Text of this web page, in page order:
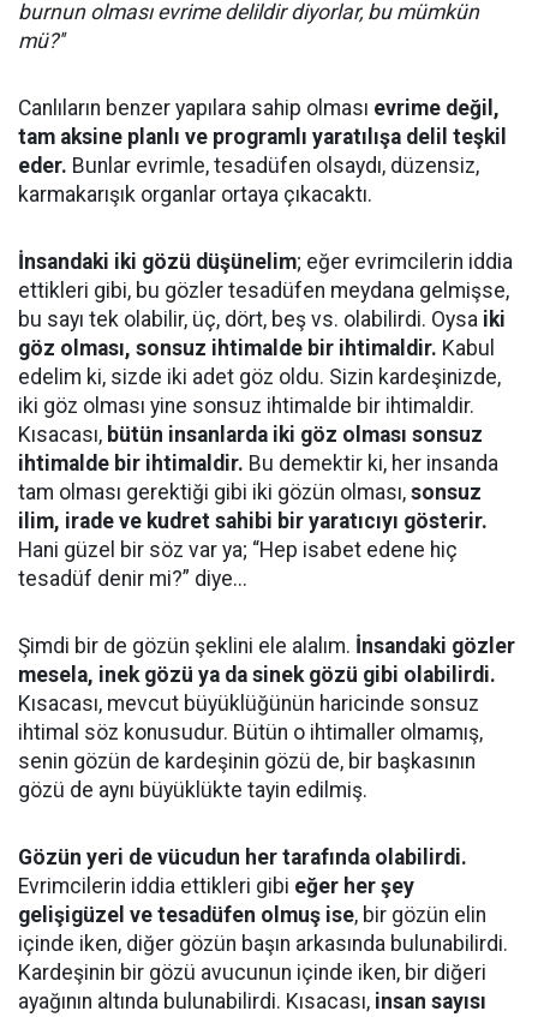
burnun olması evrime delildir diyorlar, bu mümkün
mü?''
Canlıların benzer yapılara sahip olması evrime değil,
tam aksine planlı ve programlı yaratılışa delil teşkil
eder. Bunlar evrimle, tesadüfen olsaydı, düzensiz,
karmakarışık organlar ortaya çıkacaktı.
İnsandaki iki gözü düşünelim; eğer evrimcilerin iddia
ettikleri gibi, bu gözler tesadüfen meydana gelmişse,
bu sayı tek olabilir, üç, dört, beş vs. olabilirdi. Oysa iki
göz olması, sonsuz ihtimalde bir ihtimaldir. Kabul
edelim ki, sizde iki adet göz oldu. Sizin kardeşinizde,
iki göz olması yine sonsuz ihtimalde bir ihtimaldir.
Kısacası, bütün insanlarda iki göz olması sonsuz
ihtimalde bir ihtimaldir. Bu demektir ki, her insanda
tam olması gerektiği gibi iki gözün olması, sonsuz
ilim, irade ve kudret sahibi bir yaratıcıyı gösterir.
Hani güzel bir söz var ya; “Hep isabet edene hiç
tesadüf denir mi?” diye...
Şimdi bir de gözün şeklini ele alalım. İnsandaki gözler
mesela, inek gözü ya da sinek gözü gibi olabilirdi.
Kısacası, mevcut büyüklüğünün haricinde sonsuz
ihtimal söz konusudur. Bütün o ihtimaller olmamış,
senin gözün de kardeşinin gözü de, bir başkasının
gözü de aynı büyüklükte tayin edilmiş.
Gözün yeri de vücudun her tarafında olabilirdi.
Evrimcilerin iddia ettikleri gibi eğer her şey
gelişigüzel ve tesadüfen olmuş ise, bir gözün elin
içinde iken, diğer gözün başın arkasında bulunabilirdi.
Kardeşinin bir gözü avucunun içinde iken, bir diğeri
ayağının altında bulunabilirdi. Kısacası, insan sayısı